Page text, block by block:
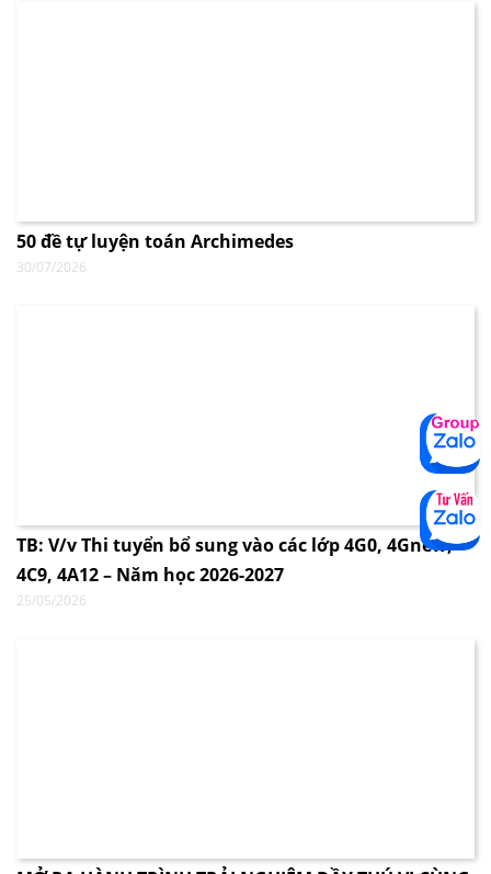
50 đề tự luyện toán Archimedes
30/07/2026
TB: V/v Thi tuyển bổ sung vào các lớp 4G0, 4Gnew,
4C9, 4A12 – Năm học 2026-2027
25/05/2026